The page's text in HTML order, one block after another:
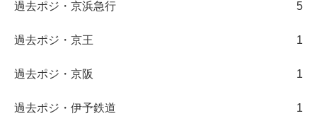
過去ポジ・京浜急行 5
過去ポジ・京王 1
過去ポジ・京阪 1
過去ポジ・伊予鉄道 1